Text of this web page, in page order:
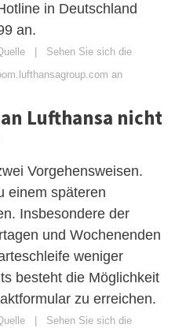
in Deutschland
an.
Sehen Sie sich die
an
Lufthansa nicht
Vorgehensweisen.
einem späteren
Insbesondere der
und Wochenenden
weniger
besteht die Möglichkeit
zu erreichen.
Sehen Sie sich die